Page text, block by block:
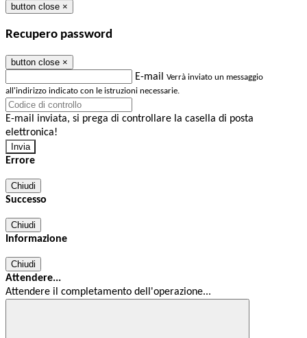
button close ×
Recupero password
button close ×
E-mail Verrà inviato un messaggio
all'indirizzo indicato con le istruzioni necessarie.
E-mail inviata, si prega di controllare la casella di posta
elettronica!
Errore
Chiudi
Successo
Chiudi
Informazione
Chiudi
Attendere...
Attendere il completamento dell'operazione...